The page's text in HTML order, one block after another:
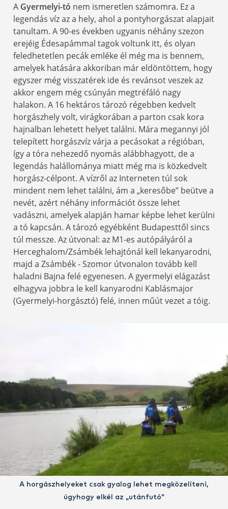
A Gyermelyi-tó nem ismeretlen számomra. Ez a
legendás víz az a hely, ahol a pontyhorgászat alapjait
tanultam. A 90-es években ugyanis néhány szezon
erejéig Édesapámmal tagok voltunk itt, és olyan
feledhetetlen pecák emléke él még ma is bennem,
amelyek hatására akkoriban már eldöntöttem, hogy
egyszer még visszatérek ide és revánsot veszek az
akkor engem még csúnyán megtréfáló nagy
halakon. A 16 hektáros tározó régebben kedvelt
horgászhely volt, virágkorában a parton csak kora
hajnalban lehetett helyet találni. Mára megannyi jól
telepített horgászvíz várja a pecásokat a régióban,
így a tóra nehezedő nyomás alábbhagyott, de a
legendás halállománya miatt még ma is közkedvelt
horgász-célpont. A vízről az Interneten túl sok
mindent nem lehet találni, ám a „keresőbe” beütve a
nevét, azért néhány információt össze lehet
vadászni, amelyek alapján hamar képbe lehet kerülni
a tó kapcsán. A tározó egyébként Budapesttől sincs
túl messze. Az útvonal: az M1-es autópályáról a
Herceghalom/Zsámbék lehajtónál kell lekanyarodni,
majd a Zsámbék - Szomor útvonalon tovább kell
haladni Bajna felé egyenesen. A gyermelyi elágazást
elhagyva jobbra le kell kanyarodni Kablásmajor
(Gyermelyi-horgásztó) felé, innen műút vezet a tóig.
A horgászhelyeket csak gyalog lehet megközelíteni,
úgyhogy elkél az „utánfutó”